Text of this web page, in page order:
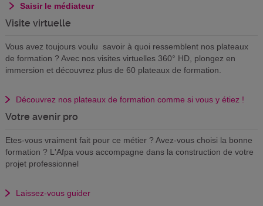
Saisir le médiateur
Visite virtuelle
Vous avez toujours voulu savoir à quoi ressemblent nos plateaux
de formation ? Avec nos visites virtuelles 360° HD, plongez en
immersion et découvrez plus de 60 plateaux de formation.
Découvrez nos plateaux de formation comme si vous y étiez !
Votre avenir pro
Etes-vous vraiment fait pour ce métier ? Avez-vous choisi la bonne
formation ? L'Afpa vous accompagne dans la construction de votre
projet professionnel
Laissez-vous guider